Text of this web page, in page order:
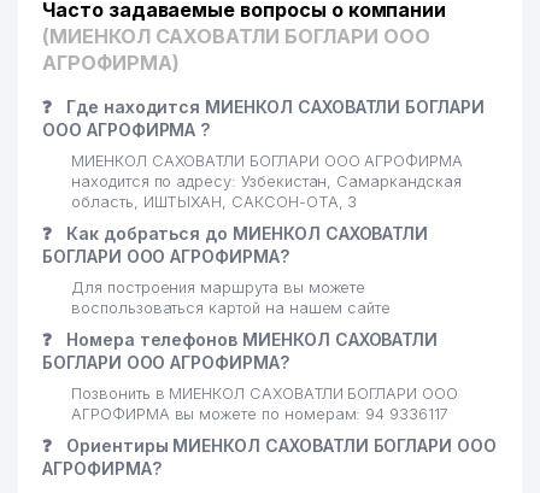
Часто задаваемые вопросы о компании
(МИЕНКОЛ САХОВАТЛИ БОГЛАРИ ООО
АГРОФИРМА)
❓
Где находится МИЕНКОЛ САХОВАТЛИ БОГЛАРИ
ООО АГРОФИРМА ?
МИЕНКОЛ САХОВАТЛИ БОГЛАРИ ООО АГРОФИРМА
находится по адресу: Узбекистан, Самаркандская
область, ИШТЫХАН, САКСОН-ОТА, 3
❓
Как добраться до МИЕНКОЛ САХОВАТЛИ
БОГЛАРИ ООО АГРОФИРМА?
Для построения маршрута вы можете
воспользоваться картой на нашем сайте
❓
Номера телефонов МИЕНКОЛ САХОВАТЛИ
БОГЛАРИ ООО АГРОФИРМА?
Позвонить в МИЕНКОЛ САХОВАТЛИ БОГЛАРИ ООО
АГРОФИРМА вы можете по номерам: 94 9336117
❓
Ориентиры МИЕНКОЛ САХОВАТЛИ БОГЛАРИ ООО
АГРОФИРМА?